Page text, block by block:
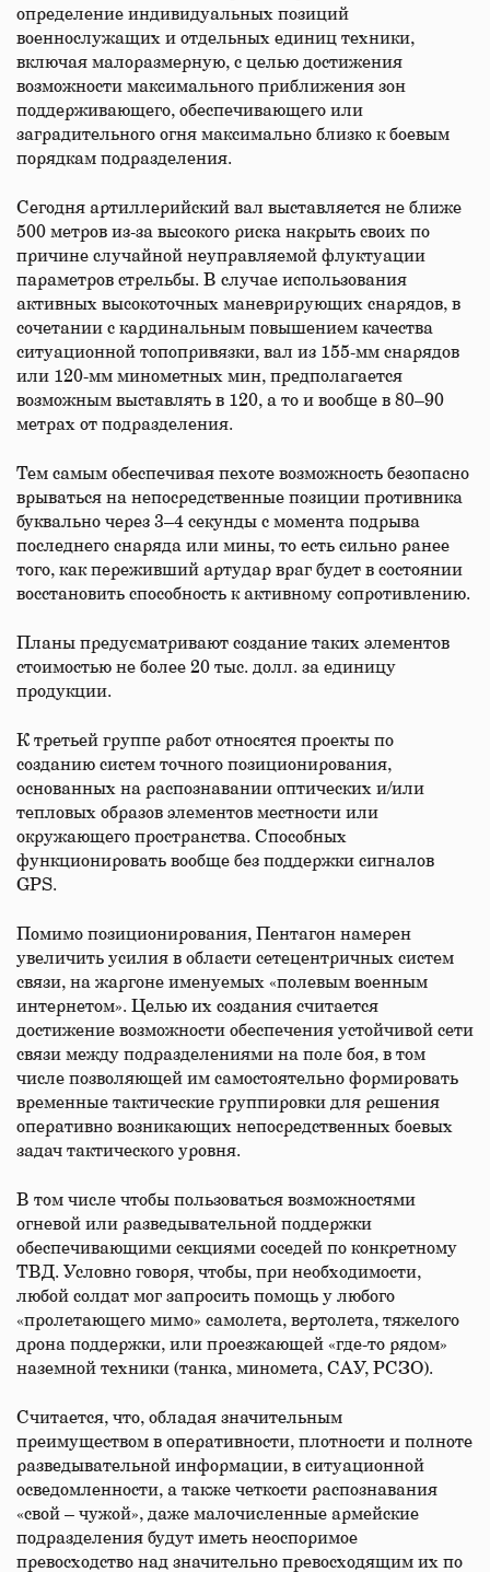
определение индивидуальных позиций
военнослужащих и отдельных единиц техники,
включая малоразмерную, с целью достижения
возможности максимального приближения зон
поддерживающего, обеспечивающего или
заградительного огня максимально близко к боевым
порядкам подразделения.
Сегодня артиллерийский вал выставляется не ближе
500 метров из-за высокого риска накрыть своих по
причине случайной неуправляемой флуктуации
параметров стрельбы. В случае использования
активных высокоточных маневрирующих снарядов, в
сочетании с кардинальным повышением качества
ситуационной топопривязки, вал из 155-мм снарядов
или 120-мм минометных мин, предполагается
возможным выставлять в 120, а то и вообще в 80–90
метрах от подразделения.
Тем самым обеспечивая пехоте возможность безопасно
врываться на непосредственные позиции противника
буквально через 3–4 секунды с момента подрыва
последнего снаряда или мины, то есть сильно ранее
того, как переживший артудар враг будет в состоянии
восстановить способность к активному сопротивлению.
Планы предусматривают создание таких элементов
стоимостью не более 20 тыс. долл. за единицу
продукции.
К третьей группе работ относятся проекты по
созданию систем точного позиционирования,
основанных на распознавании оптических и/или
тепловых образов элементов местности или
окружающего пространства. Способных
функционировать вообще без поддержки сигналов
GPS.
Помимо позиционирования, Пентагон намерен
увеличить усилия в области сетецентричных систем
связи, на жаргоне именуемых «полевым военным
интернетом». Целью их создания считается
достижение возможности обеспечения устойчивой сети
связи между подразделениями на поле боя, в том
числе позволяющей им самостоятельно формировать
временные тактические группировки для решения
оперативно возникающих непосредственных боевых
задач тактического уровня.
В том числе чтобы пользоваться возможностями
огневой или разведывательной поддержки
обеспечивающими секциями соседей по конкретному
ТВД. Условно говоря, чтобы, при необходимости,
любой солдат мог запросить помощь у любого
«пролетающего мимо» самолета, вертолета, тяжелого
дрона поддержки, или проезжающей «где-то рядом»
наземной техники (танка, миномета, САУ, РСЗО).
Считается, что, обладая значительным
преимуществом в оперативности, плотности и полноте
разведывательной информации, в ситуационной
осведомленности, а также четкости распознавания
«свой – чужой», даже малочисленные армейские
подразделения будут иметь неоспоримое
превосходство над значительно превосходящим их по